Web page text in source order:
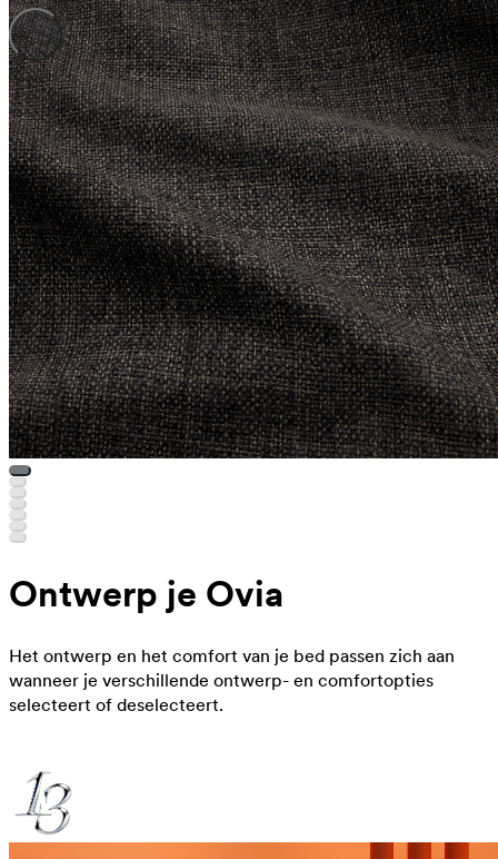
Ontwerp je Ovia
Het ontwerp en het comfort van je bed passen zich aan
wanneer je verschillende ontwerp- en comfortopties
selecteert of deselecteert.